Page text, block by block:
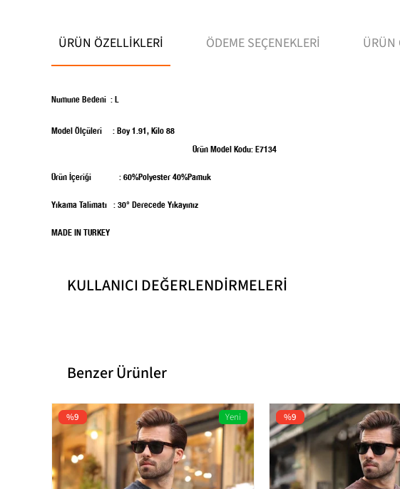
ÜRÜN ÖZELLIKLERI ÖDEME SEÇENEKLERI ÜRÜN
Numune Bedeni :L
Model
Ürün Model Kodu: E7134
Ürün İçeriği : 60%Polyester 40%Pamuk
Yıkama Talimatı : 30° Derecede Yıkayınız
MADE IN TURKEY
Boy
Cinsiyet
Erkek
Ürün İçeriği
%65 POLYESTER
Kategori
T-shirt
Kalıp
Regular
KULLANICI DEĞERLENDİRMELERİ
Benzer Ürünler
%9
Yeni
Ürün
%9